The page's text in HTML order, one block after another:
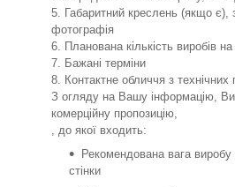
5. Габаритний креслень (якщо є),
фотографія
6. Планована кількість виробів
7. Бажані терміни
8. Контактне обличчя з технічних
З огляду на Вашу інформацію,
комерційну пропозицію,
, до якої входить:
Рекомендована вага
стінки